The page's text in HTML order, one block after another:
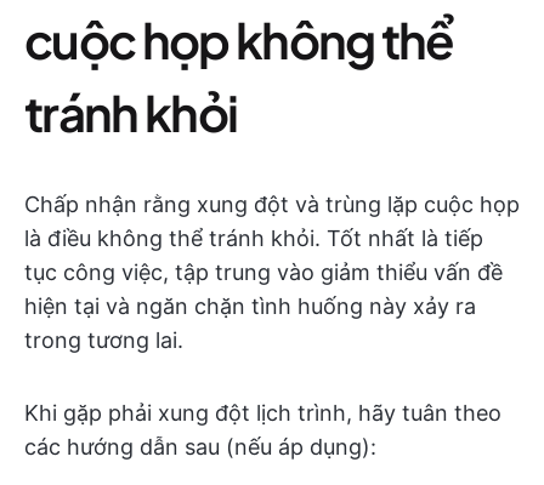
cuộc họp không thể
tránh khỏi
Chấp nhận rằng xung đột và trùng lặp cuộc họp
là điều không thể tránh khỏi. Tốt nhất là tiếp
tục công việc, tập trung vào giảm thiểu vấn đề
hiện tại và ngăn chặn tình huống này xảy ra
trong tương lai.
Khi gặp phải xung đột lịch trình, hãy tuân theo
các hướng dẫn sau (nếu áp dụng):